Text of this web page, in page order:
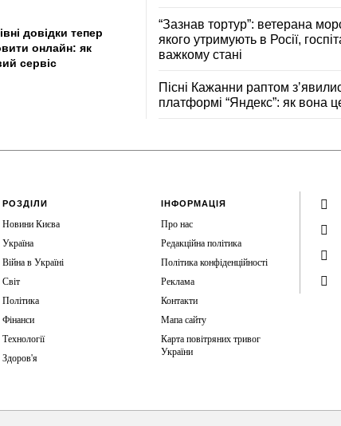
довідки тепер
онлайн: як
сервіс
“Зазнав тортур”: ветерана
якого утримують в Росії,
важкому стані
Пісні Кажанни раптом
платформі “Яндекс”: як вона
РОЗДІЛИ
Новини Києва
Україна
Війна в Україні
Світ
Політика
Фінанси
Технології
Здоров'я
ІНФОРМАЦІЯ
Про нас
Редакційна політика
Політика конфіденційності
Реклама
Контакти
Мапа сайту
Карта повітряних тривог
України